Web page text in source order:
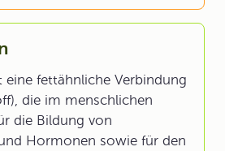
eine fettähnliche Verbindung
die im menschlichen
die Bildung von
Hormonen sowie für den